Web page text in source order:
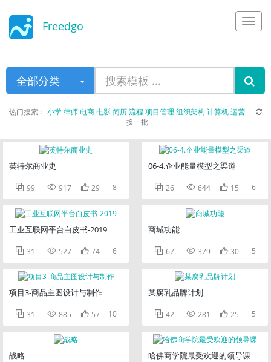
Freedgo
全部分类
热门搜索： 小学律师电商电影简历流程 项目管理 组织架构 计算机运营
换一批
英特尔商业史
 99  917  29 8
工业互联网平台白皮书-2019
 31  527  74 6
项目3-商品主图设计与制作
 31  885  57 10
战略
06-4.企业能量模型之渠道
 26  644  15 6
商城功能
 67  379  30 5
某腐乳品牌计划
 42  281  25 5
哈佛商学院最受欢迎的领导课